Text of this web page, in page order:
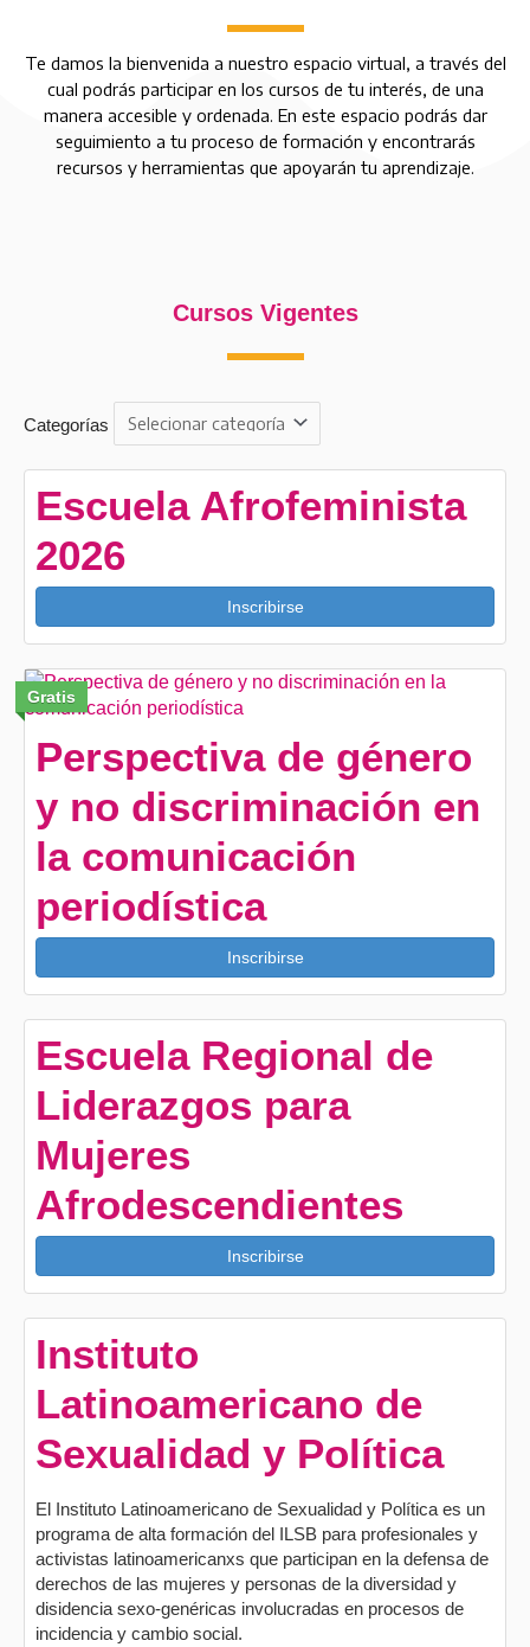
Te damos la bienvenida a nuestro espacio virtual, a través del
cual podrás participar en los cursos de tu interés, de una
manera accesible y ordenada. En este espacio podrás dar
seguimiento a tu proceso de formación y encontrarás
recursos y herramientas que apoyarán tu aprendizaje.
Cursos Vigentes
Categorías
Escuela Afrofeminista
2026
Inscribirse
Gratis
Perspectiva de género
y no discriminación en
la comunicación
periodística
Inscribirse
Escuela Regional de
Liderazgos para
Mujeres
Afrodescendientes
Inscribirse
Instituto
Latinoamericano de
Sexualidad y Política
El Instituto Latinoamericano de Sexualidad y Política es un
programa de alta formación del ILSB para profesionales y
activistas latinoamericanxs que participan en la defensa de
derechos de las mujeres y personas de la diversidad y
disidencia sexo-genéricas involucradas en procesos de
incidencia y cambio social.